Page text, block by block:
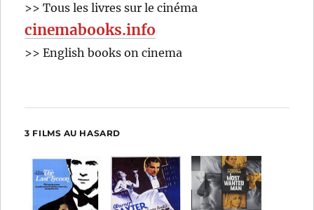
>> Tous les livres sur le cinéma
cinemabooks.info
>> English books on cinema
3 FILMS AU HASARD